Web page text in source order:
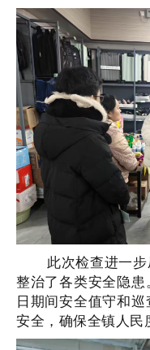
此次检查进一步
整治了各类安全隐
日期间安全值守和
安全，确保全镇人民